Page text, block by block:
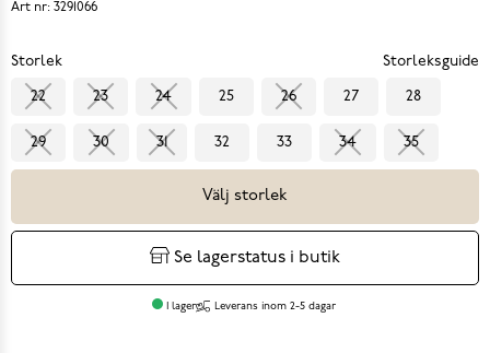
Art nr: 3291066
Storlek Storleksguide
22 23 24 25 26 27 28
29 30 31 32 33 34 35
Välj storlek
Se lagerstatus i butik
I lager Leverans inom 2-5 dagar